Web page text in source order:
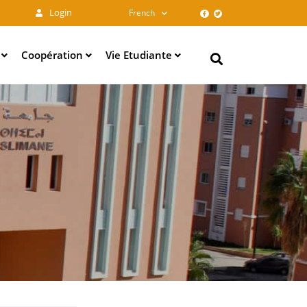
Login French
Coopération Vie Etudiante
Search